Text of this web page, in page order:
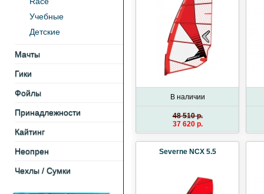
Учебные
Детские
Мачты
Гики
Фойлы
Принадлежности
Кайтинг
Неопрен
Чехлы / Cумки
В наличии
48 510 p.
37 620 p.
Severne NCX 5.5